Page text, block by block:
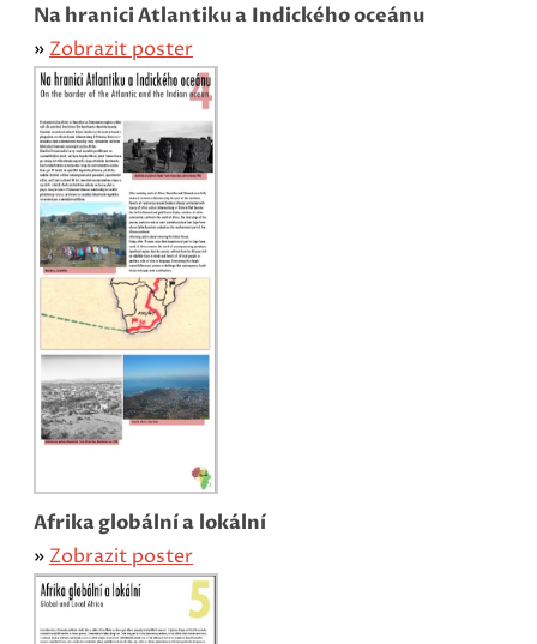
Na hranici Atlantiku a Indického oceánu
» Zobrazit poster
Afrika globální a lokální
» Zobrazit poster